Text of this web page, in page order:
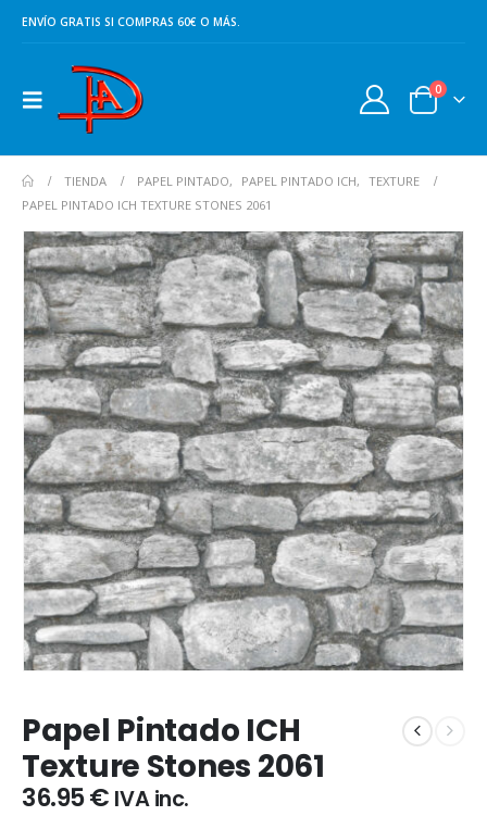
ENVÍO GRATIS SI COMPRAS 60€ O MÁS.
0
TIENDA PAPEL PINTADO, PAPEL PINTADO ICH,
TEXTURE
PAPEL PINTADO ICH TEXTURE STONES 2061
Papel Pintado ICH
Texture Stones 2061
36.95€ IVA inc.